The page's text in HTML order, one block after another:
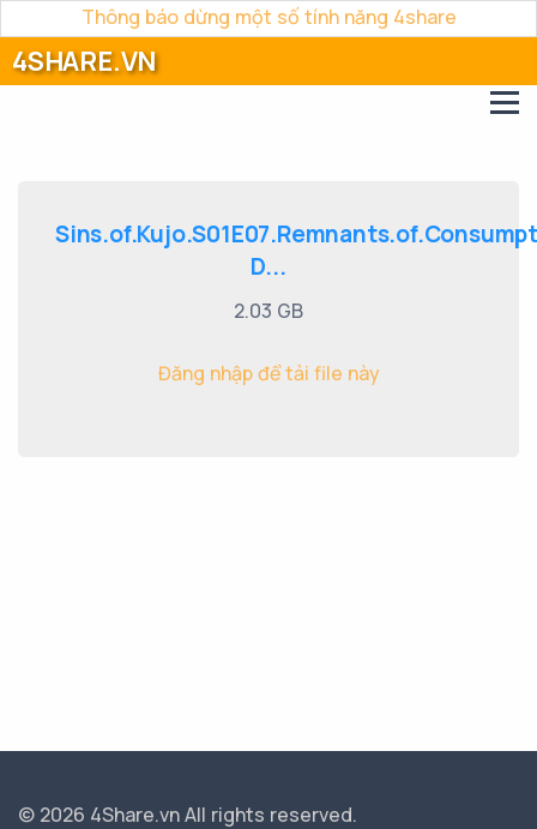
Thông báo dừng một số tính năng 4share
4SHARE.VN
D...
2.03 GB
Đăng nhập để tải file này
© 2026 4Share.vnAll rights reserved.